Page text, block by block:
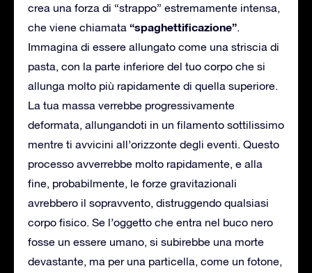
crea una forza di “strappo” estremamente intensa,
che viene chiamata “spaghettificazione”.
Immagina di essere allungato come una striscia di
pasta, con la parte inferiore del tuo corpo che si
allunga molto più rapidamente di quella superiore.
La tua massa verrebbe progressivamente
deformata, allungandoti in un filamento sottilissimo
mentre ti avvicini all’orizzonte degli eventi. Questo
processo avverrebbe molto rapidamente, e alla
fine, probabilmente, le forze gravitazionali
avrebbero il sopravvento, distruggendo qualsiasi
corpo fisico. Se l’oggetto che entra nel buco nero
fosse un essere umano, si subirebbe una morte
devastante, ma per una particella, come un fotone,